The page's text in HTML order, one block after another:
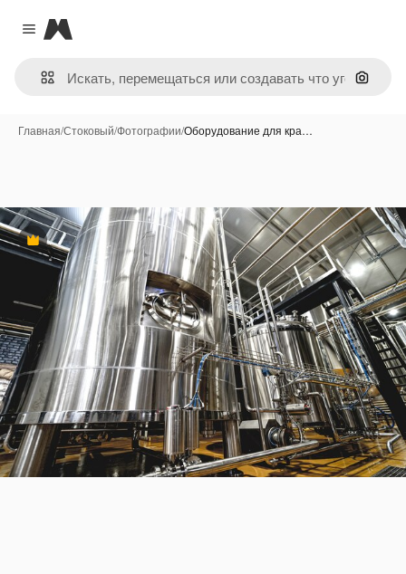
Close menu
Magnific
Поиск
Главная/Стоковый/Фотографии/Оборудование для кра…
Премиум